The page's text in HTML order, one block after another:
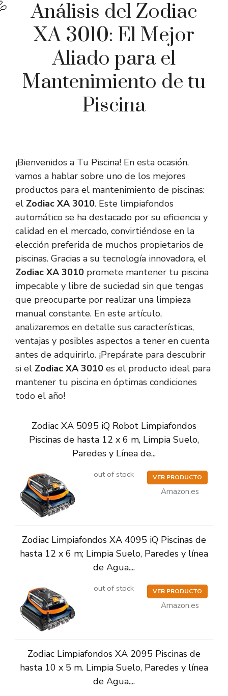
Análisis del Zodiac
XA 3010: El Mejor
Aliado para el
Mantenimiento de tu
Piscina
¡Bienvenidos a Tu Piscina! En esta ocasión,
vamos a hablar sobre uno de los mejores
productos para el mantenimiento de piscinas:
el Zodiac XA 3010. Este limpiafondos
automático se ha destacado por su eficiencia y
calidad en el mercado, convirtiéndose en la
elección preferida de muchos propietarios de
piscinas. Gracias a su tecnología innovadora, el
Zodiac XA 3010 promete mantener tu piscina
impecable y libre de suciedad sin que tengas
que preocuparte por realizar una limpieza
manual constante. En este artículo,
analizaremos en detalle sus características,
ventajas y posibles aspectos a tener en cuenta
antes de adquirirlo. ¡Prepárate para descubrir
si el Zodiac XA 3010 es el producto ideal para
mantener tu piscina en óptimas condiciones
todo el año!
Zodiac XA 5095 iQ Robot Limpiafondos
Piscinas de hasta 12 x 6 m, Limpia Suelo,
Paredes y Línea de...
out of stock VER PRODUCTO
Amazon.es
Zodiac Limpiafondos XA 4095 iQ Piscinas de
hasta 12 x 6 m; Limpia Suelo, Paredes y línea
de Agua....
out of stock VER PRODUCTO
Amazon.es
Zodiac Limpiafondos XA 2095 Piscinas de
hasta 10 x 5 m. Limpia Suelo, Paredes y línea
de Agua....